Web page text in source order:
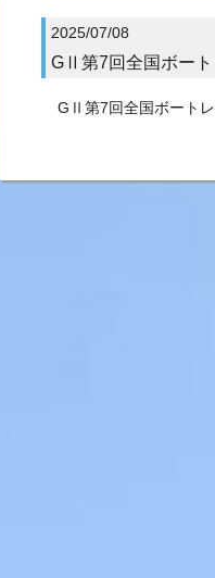
出走表・前日予想PDF
オーミー！フォーユー！
メールマガジン案内
2025/07/08
GⅡ第7回全国ボート
GⅡ第7回全国ボート